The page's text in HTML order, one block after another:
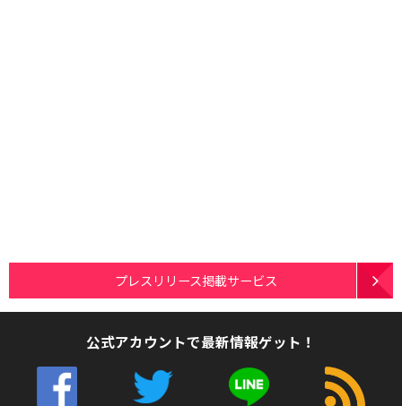
プレスリリース掲載サービス
公式アカウントで最新情報ゲット！